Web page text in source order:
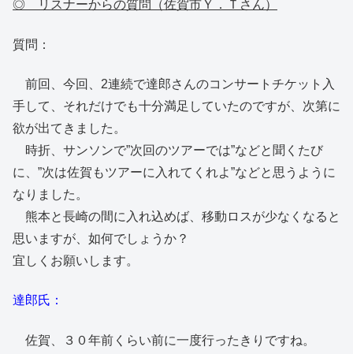
◎ リスナーからの質問（佐賀市Ｙ．Ｔさん）
質問：
前回、今回、2連続で達郎さんのコンサートチケット入
手して、それだけでも十分満足していたのですが、次第に
欲が出てきました。
時折、サンソンで”次回のツアーでは”などと聞くたび
に、”次は佐賀もツアーに入れてくれよ”などと思うように
なりました。
熊本と長崎の間に入れ込めば、移動ロスが少なくなると
思いますが、如何でしょうか？
宜しくお願いします。
達郎氏：
佐賀、３０年前くらい前に一度行ったきりですね。